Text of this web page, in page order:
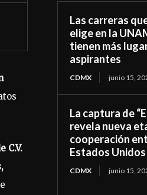
C.V.
Las carreras
elige en la
tienen más
aspirantes
CDMX junio 15,
La captura de
revela nueva
cooperación
Estados Unidos
CDMX junio 15,